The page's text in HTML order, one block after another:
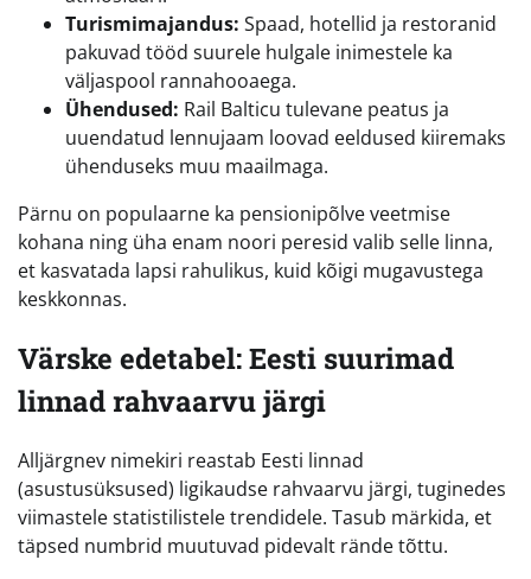
Turismimajandus: Spaad, hotellid ja restoranid
pakuvad tööd suurele hulgale inimestele ka
väljaspool rannahooaega.
Ühendused: Rail Balticu tulevane peatus ja
uuendatud lennujaam loovad eeldused kiiremaks
ühenduseks muu maailmaga.
Pärnu on populaarne ka pensionipõlve veetmise
kohana ning üha enam noori peresid valib selle linna,
et kasvatada lapsi rahulikus, kuid kõigi mugavustega
keskkonnas.
Värske edetabel: Eesti suurimad
linnad rahvaarvu järgi
Alljärgnev nimekiri reastab Eesti linnad
(asustusüksused) ligikaudse rahvaarvu järgi, tuginedes
viimastele statistilistele trendidele. Tasub märkida, et
täpsed numbrid muutuvad pidevalt rände tõttu.